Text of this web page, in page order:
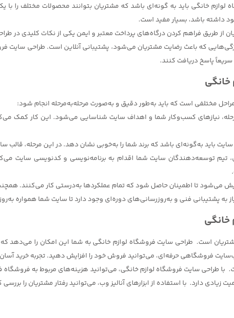
خانگی باید به گونه‌ای باشد که مشتریان بتوانند محصولات مختلف را با
داشته باشد، بسیار مفید است.
که باعث رضایت مشتریان می‌شود، پشتیبانی آنلاین است. طراحی سایت
سریعاً پاسخ دریافت کنند.
خانگی
مختلفی است که باید به‌طور دقیق و به‌صورت مرحله‌به‌مرحله انجام شود:
مرحله، نیازهای کسب‌وکار شما و اهداف سایت شناسایی می‌شود. این کار کمک
خانگی
است. طراحی سایت فروشگاه لوازم خانگی به شما این امکان را می‌دهد که
فروشگاهی حرفه‌ای، می‌توانید فروش خود را افزایش دهید. تجربه خرید
طراحی سایت فروشگاه لوازم خانگی، می‌توانید هزینه‌های مربوط به
زیادی دارد. با استفاده از ابزارهای آنالیز وب، می‌توانید رفتار مشتریان را